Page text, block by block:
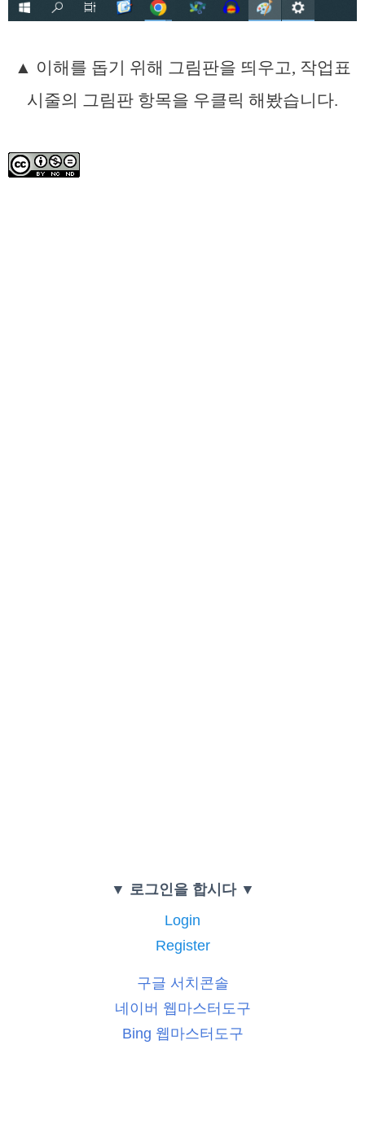
▲ 이해를 돕기 위해 그림판을 띄우고, 작업표
시줄의 그림판 항목을 우클릭 해봤습니다.
▼ 로그인을 합시다 ▼
Login
Register
구글 서치콘솔
네이버 웹마스터도구
Bing 웹마스터도구